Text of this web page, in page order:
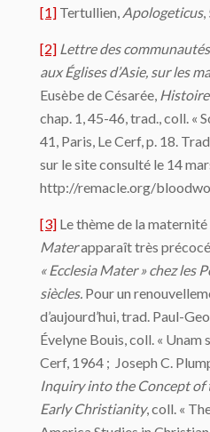
[1] Tertullien, Apologeticus,
[2] Lettre des
auxÉglises d’Asie, sur les
Eusèbe de Césarée,
chap. 1, 45-46, trad., coll. «
41, Paris, Le Cerf, p. 18.
sur le site consulté le 14
http://remacle.org/
[3] Le thème de la maternité
Materapparaît très
« Ecclesia Mater » chez les
siècles. Pour un
d’aujourd’hui, trad. Paul-
Évelyne Bouis, coll. « Unam
Cerf, 1964 ; Joseph C.
Inquiry into the Concept of
Early Christianity, coll. «